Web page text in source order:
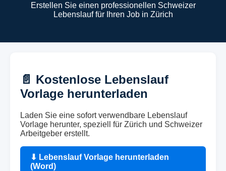
Erstellen Sie einen professionellen Schweizer
Lebenslauf für Ihren Job in Zürich
📄 Kostenlose Lebenslauf
Vorlage herunterladen
Laden Sie eine sofort verwendbare Lebenslauf
Vorlage herunter, speziell für Zürich und Schweizer
Arbeitgeber erstellt.
⬇ Lebenslauf Vorlage herunterladen
(Word)